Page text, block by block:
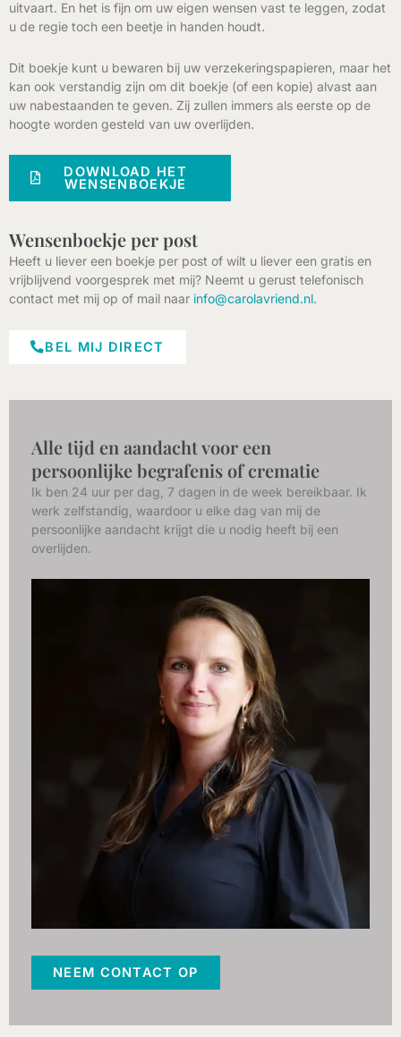
uitvaart. En het is fijn om uw eigen wensen vast te leggen, zodat
u de regie toch een beetje in handen houdt.
Dit boekje kunt u bewaren bij uw verzekeringspapieren, maar het
kan ook verstandig zijn om dit boekje (of een kopie) alvast aan
uw nabestaanden te geven. Zij zullen immers als eerste op de
hoogte worden gesteld van uw overlijden.
DOWNLOAD HET
WENSENBOEKJE
Wensenboekje per post
Heeft u liever een boekje per post of wilt u liever een gratis en
vrijblijvend voorgesprek met mij? Neemt u gerust telefonisch
contact met mij op of mail naar info@carolavriend.nl.
BEL MIJ DIRECT
Alle tijd en aandacht voor een
persoonlijke begrafenis of crematie
Ik ben 24 uur per dag, 7 dagen in de week bereikbaar. Ik
werk zelfstandig, waardoor u elke dag van mij de
persoonlijke aandacht krijgt die u nodig heeft bij een
overlijden.
NEEM CONTACT OP